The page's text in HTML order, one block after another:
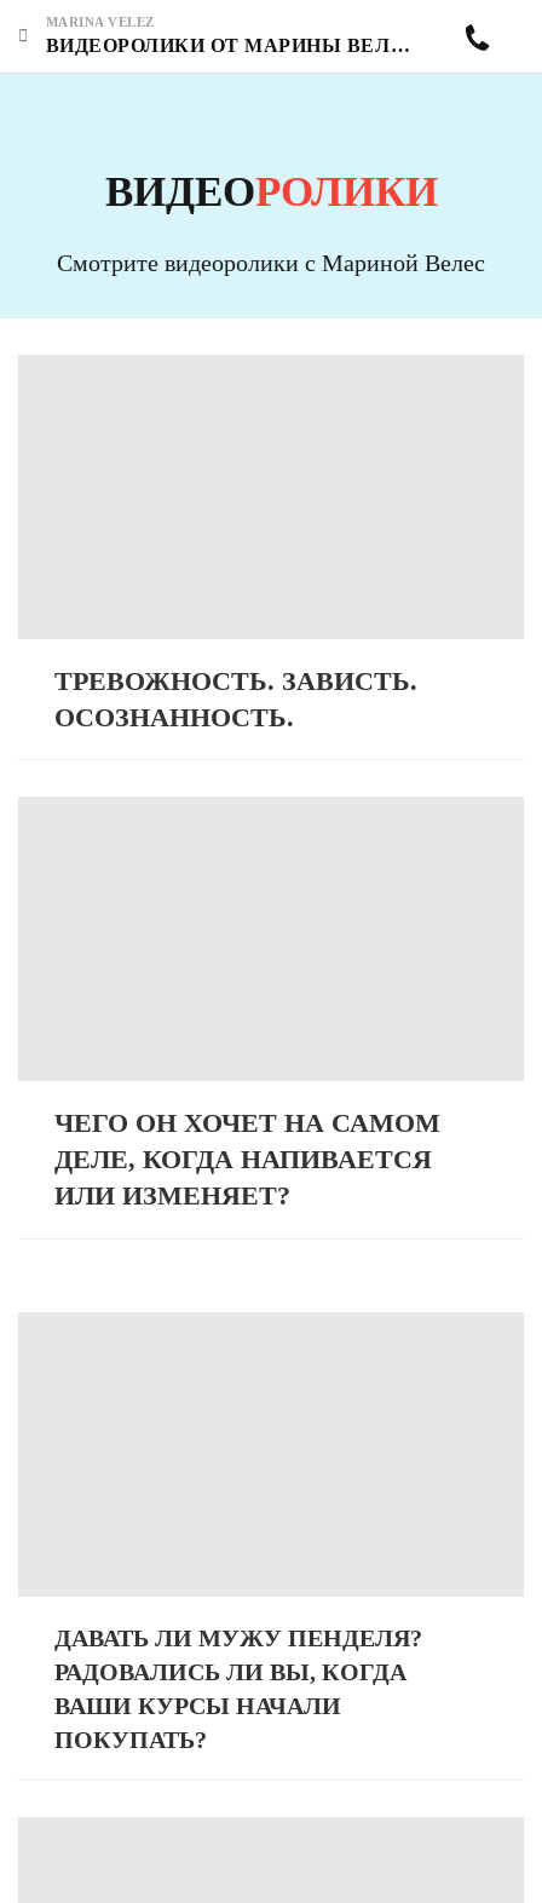
MARINA VELEZ
ВИДЕОРОЛИКИ ОТ МАРИНЫ ВЕЛЕС - СТРАНИЦА 20
ВИДЕОРОЛИКИ
Смотрите видеоролики с Мариной Велес
ТРЕВОЖНОСТЬ. ЗАВИСТЬ.
ОСОЗНАННОСТЬ.
ЧЕГО ОН ХОЧЕТ НА САМОМ
ДЕЛЕ, КОГДА НАПИВАЕТСЯ
ИЛИ ИЗМЕНЯЕТ?
ДАВАТЬ ЛИ МУЖУ ПЕНДЕЛЯ?
РАДОВАЛИСЬ ЛИ ВЫ, КОГДА
ВАШИ КУРСЫ НАЧАЛИ
ПОКУПАТЬ?